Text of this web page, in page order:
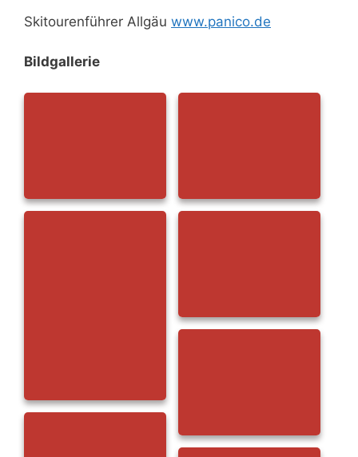
Skitourenführer Allgäu www.panico.de
Bildgallerie